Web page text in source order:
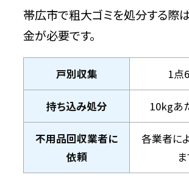
帯広市で粗大ゴミを処分する際
金が必要です。
戸別収集 1点
持ち込み処分 10kgあ
不用品回収業者に
依頼
各業者に
ま